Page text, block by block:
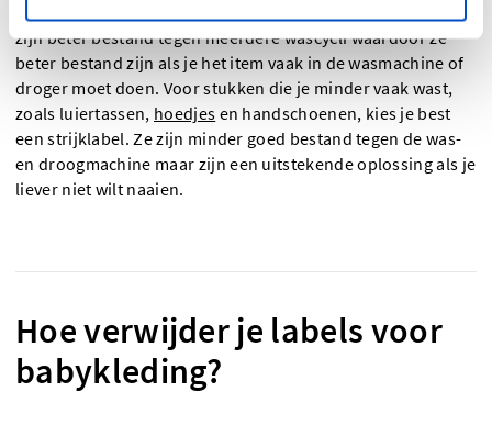
moeten worden zoals kleding, slabbetjes, enz. Innaailabels
zijn beter bestand tegen meerdere wascycli waardoor ze
beter bestand zijn als je het item vaak in de wasmachine of
droger moet doen. Voor stukken die je minder vaak wast,
zoals luiertassen, hoedjes en handschoenen, kies je best
een strijklabel. Ze zijn minder goed bestand tegen de was-
en droogmachine maar zijn een uitstekende oplossing als je
liever niet wilt naaien.
Hoe verwijder je labels voor
babykleding?